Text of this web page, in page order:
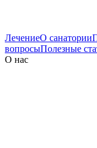
ЛечениеО санатории
вопросыПолезные
О нас